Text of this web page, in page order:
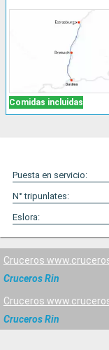
Comidas incluidas
Puesta en servicio:
N° tripunlates:
Eslora:
Cruceros
Cruceros Rin
Cruceros
Cruceros Rin